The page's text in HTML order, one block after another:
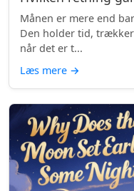
Månen er mere end
Den holder tid,
når det er t...
Læs mere →